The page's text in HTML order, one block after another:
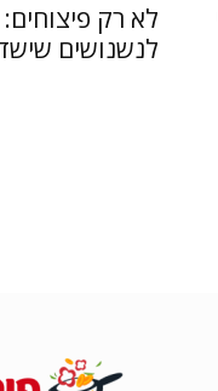
לא רק
לנשנושים